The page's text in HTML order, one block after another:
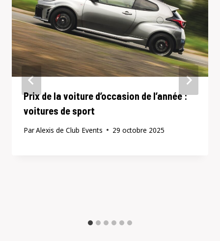
Prix ​​de la voiture d’occasion de l’année :
voitures de sport
ParAlexis de Club Events 29 octobre 2025